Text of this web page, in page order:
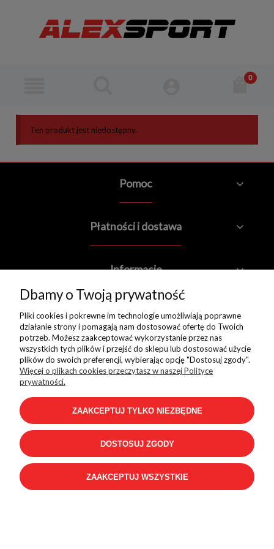
Ten produkt jest niedostępny.
Pomoc
Płatności i dostawa
Informacje
Kontakt
Sklep internetowy Shoper.pl
Dbamy o Twoją prywatność
Pliki cookies i pokrewne im technologie umożliwiają poprawne
działanie strony i pomagają nam dostosować ofertę do Twoich
potrzeb. Możesz zaakceptować wykorzystanie przez nas
wszystkich tych plików i przejść do sklepu lub dostosować użycie
plików do swoich preferencji, wybierając opcję "Dostosuj zgody".
Więcej o plikach cookies przeczytasz w naszej Polityce
prywatności.
ZAAKCEPTUJ TYLKO NIEZBĘDNE
DOSTOSUJ ZGODY
ZAAKCEPTUJ WSZYSTKIE